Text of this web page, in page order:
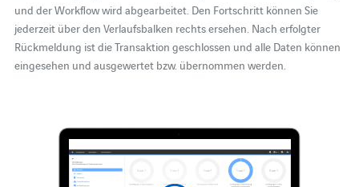
und der Workflow wird abgearbeitet. Den Fortschritt können Sie
jederzeit über den Verlaufsbalken rechts ersehen. Nach erfolgter
Rückmeldung ist die Transaktion geschlossen und alle Daten können
eingesehen und ausgewertet bzw. übernommen werden.